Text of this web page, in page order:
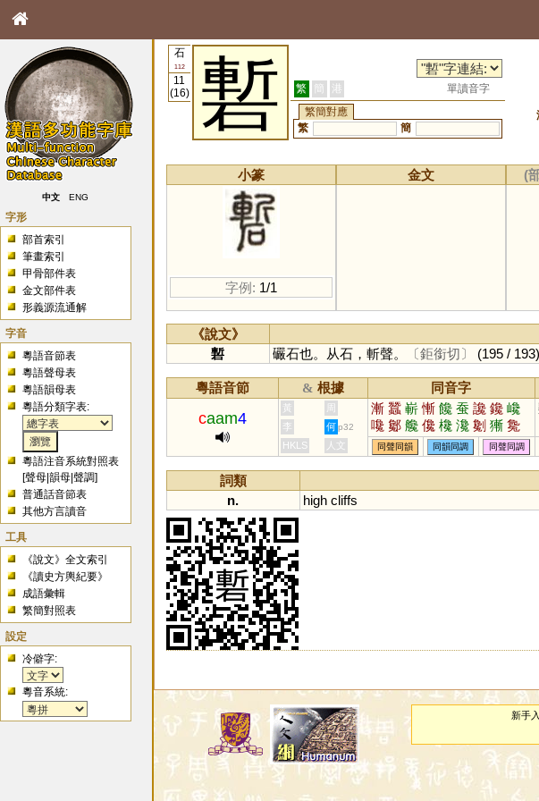
中文 ENG
字形
部首索引
筆畫索引
甲骨部件表
金文部件表
形義源流通解
字音
粵語音節表
粵語聲母表
粵語韻母表
粵語分類字表:
粵語注音系統對照表
[聲母 |韻母 |聲調]
普通話音節表
其他方言讀音
工具
《說文》全文索引
《讀史方輿紀要》
成語彙輯
繁簡對照表
設定
冷僻字:
粵音系統:
石
112
11
(16)
磛 繁 簡 港
單讀音字
繁簡對應
繁
簡
小篆
字例: 1/1
金文 (
《說文》
磛
礹石也。从石，斬聲。 〔鉅銜切〕 (195 / 193)
粵語音節 & 根據 同音字
caam4
黃 周 漸 蠶 嶄 慚 饞 蚕 讒 鑱 巉
嚵 酁 艬 儳 欃 瀺 劖 獑 毚
李 何 p32
HKLS 人文 同聲同韻 同韻同調 同聲同調
詞類
n.
high cliffs
新手